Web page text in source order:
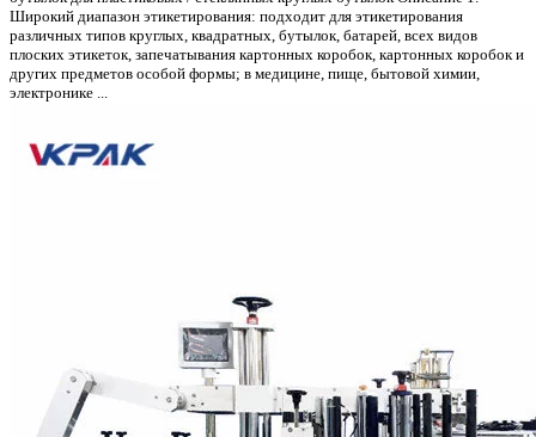
Широкий диапазон этикетирования: подходит для этикетирования
различных типов круглых, квадратных, бутылок, батарей, всех видов
плоских этикеток, запечатывания картонных коробок, картонных коробок и
других предметов особой формы; в медицине, пище, бытовой химии,
электронике ...